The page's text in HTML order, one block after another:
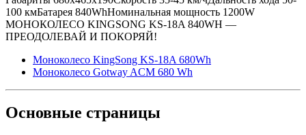
100 кмБатарея 840WhНоминальная мощность 1200W
МОНОКОЛЕСО KINGSONG KS-18A 840WH —
ПРЕОДОЛЕВАЙ И ПОКОРЯЙ!
Моноколесо KingSong KS-18A 680Wh
Моноколесо Gotway ACM 680 Wh
Основные страницы